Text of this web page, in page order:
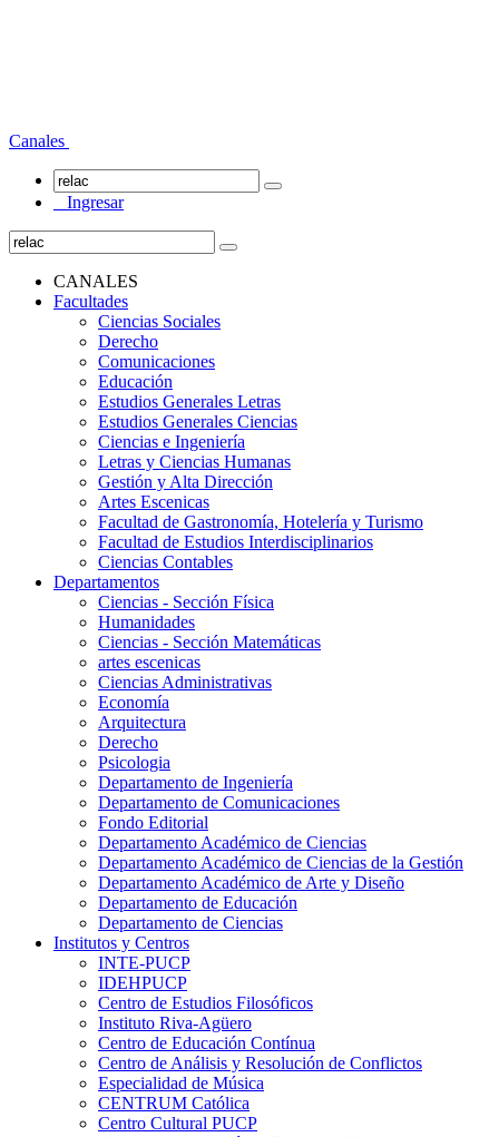
Canales
Ingresar
CANALES
Facultades
Ciencias Sociales
Derecho
Comunicaciones
Educación
Estudios Generales Letras
Estudios Generales Ciencias
Ciencias e Ingeniería
Letras y Ciencias Humanas
Gestión y Alta Dirección
Artes Escenicas
Facultad de Gastronomía, Hotelería y Turismo
Facultad de Estudios Interdisciplinarios
Ciencias Contables
Departamentos
Ciencias - Sección Física
Humanidades
Ciencias - Sección Matemáticas
artes escenicas
Ciencias Administrativas
Economía
Arquitectura
Derecho
Psicologia
Departamento de Ingeniería
Departamento de Comunicaciones
Fondo Editorial
Departamento Académico de Ciencias
Departamento Académico de Ciencias de la Gestión
Departamento Académico de Arte y Diseño
Departamento de Educación
Departamento de Ciencias
Institutos y Centros
INTE-PUCP
IDEHPUCP
Centro de Estudios Filosóficos
Instituto Riva-Agüero
Centro de Educación Contínua
Centro de Análisis y Resolución de Conflictos
Especialidad de Música
CENTRUM Católica
Centro Cultural PUCP